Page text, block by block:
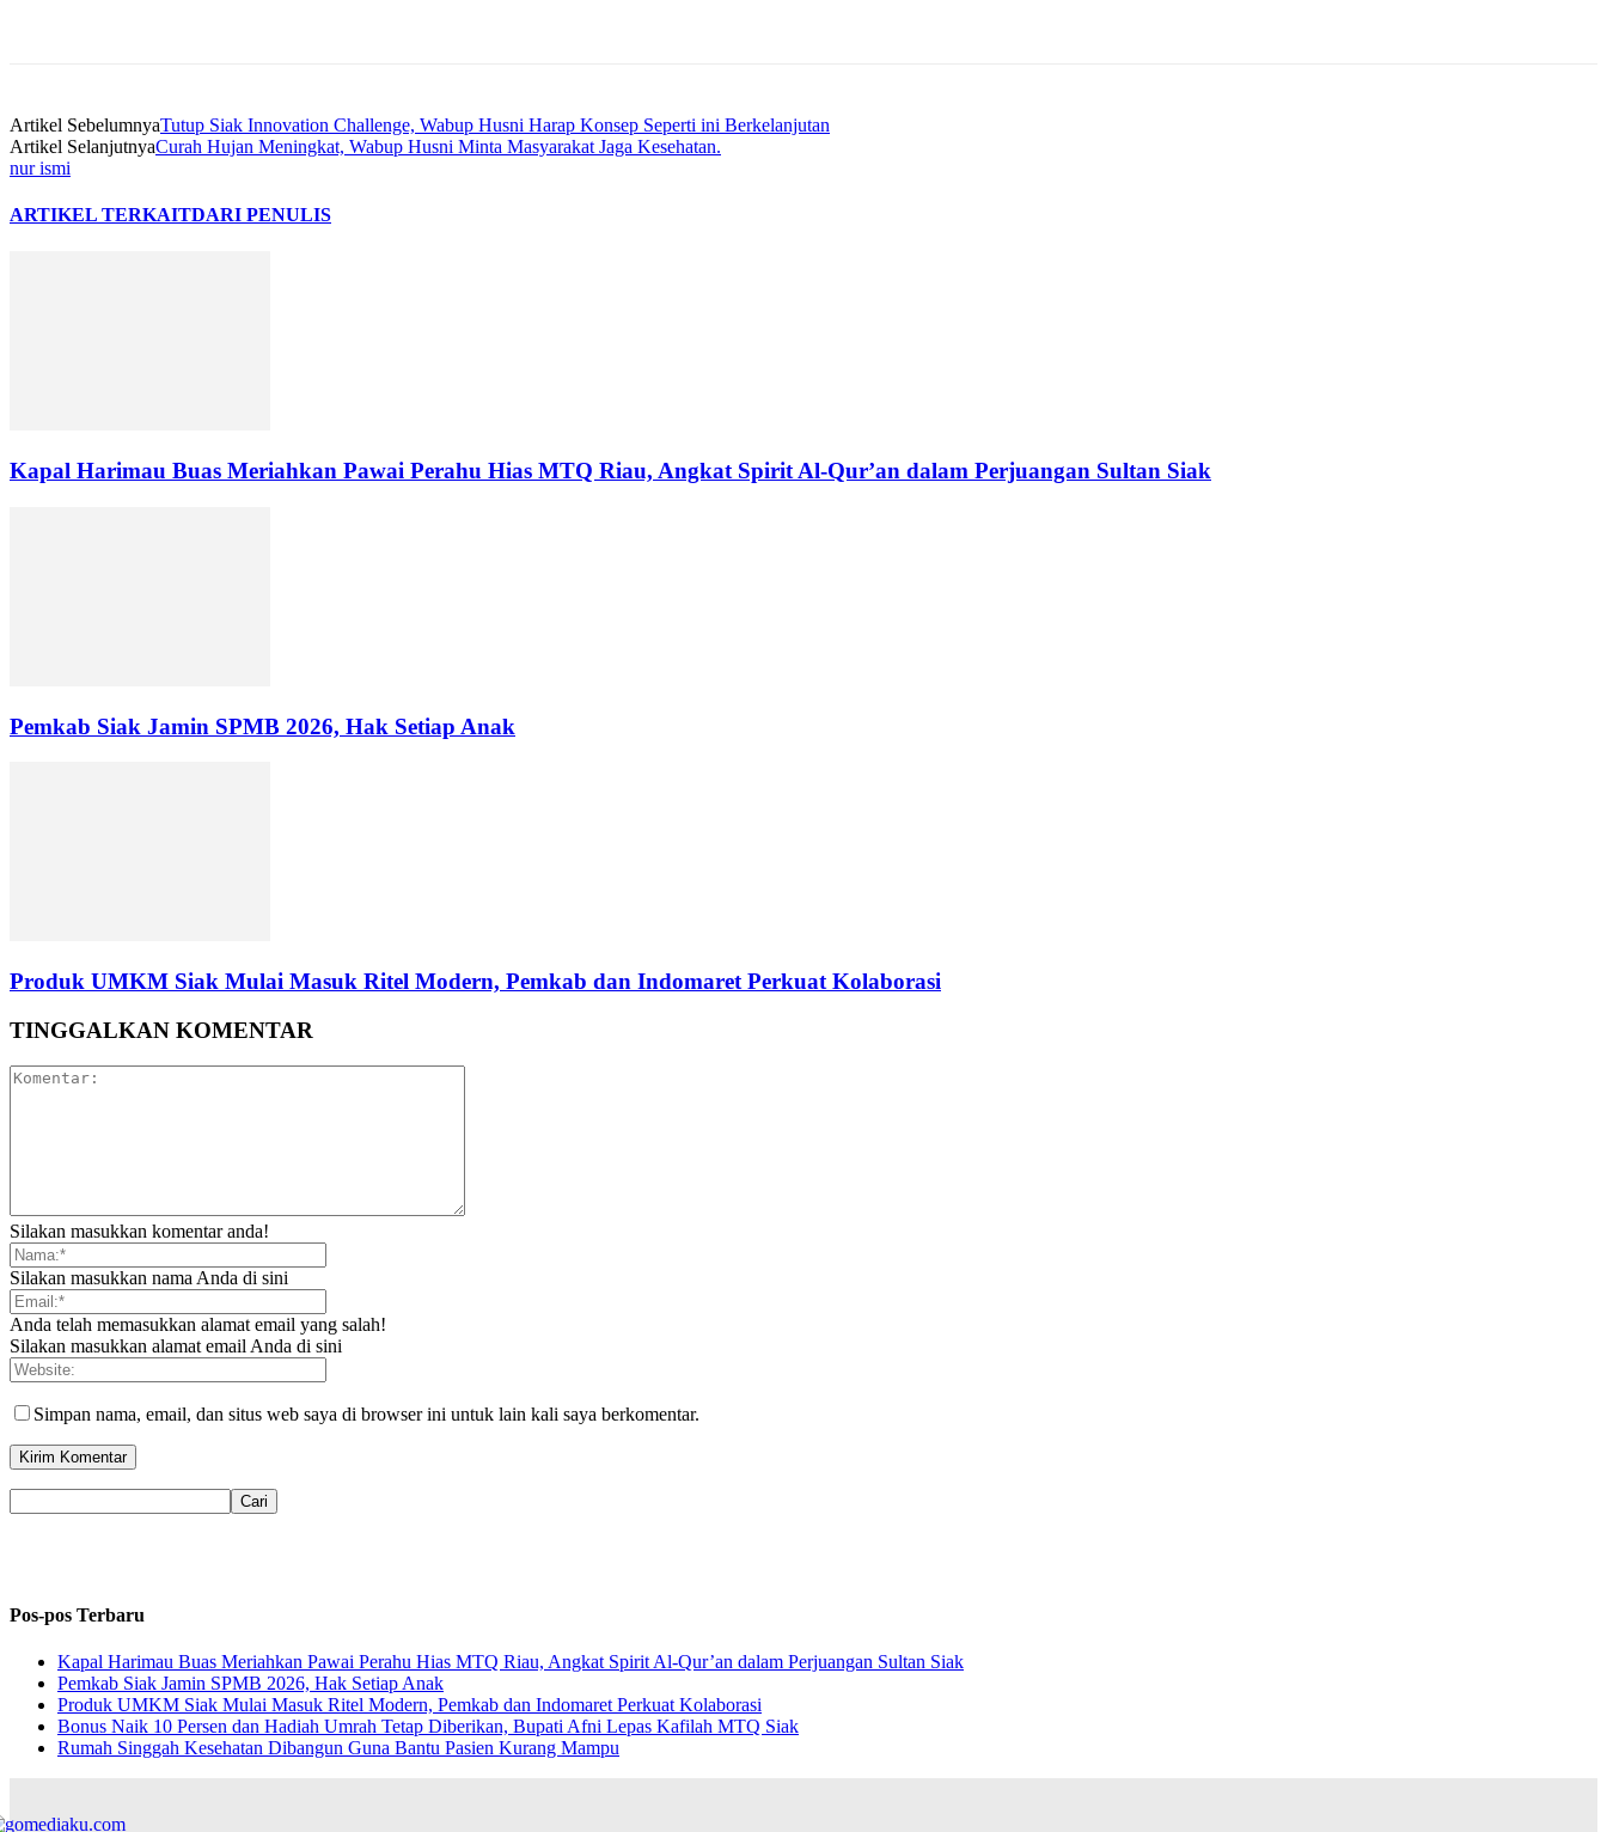
Artikel SebelumnyaTutup Siak Innovation Challenge, Wabup Husni Harap Konsep Seperti ini Berkelanjutan
Artikel SelanjutnyaCurah Hujan Meningkat, Wabup Husni Minta Masyarakat Jaga Kesehatan.
nur ismi
ARTIKEL TERKAITDARI PENULIS
Kapal Harimau Buas Meriahkan Pawai Perahu Hias MTQ Riau, Angkat Spirit Al-Qur’an dalam Perjuangan Sultan Siak
Pemkab Siak Jamin SPMB 2026, Hak Setiap Anak
Produk UMKM Siak Mulai Masuk Ritel Modern, Pemkab dan Indomaret Perkuat Kolaborasi
TINGGALKAN KOMENTAR
Silakan masukkan komentar anda!
Silakan masukkan nama Anda di sini
Anda telah memasukkan alamat email yang salah!
Silakan masukkan alamat email Anda di sini
Simpan nama, email, dan situs web saya di browser ini untuk lain kali saya berkomentar.
Pos-pos Terbaru
Kapal Harimau Buas Meriahkan Pawai Perahu Hias MTQ Riau, Angkat Spirit Al-Qur’an dalam Perjuangan Sultan Siak
Pemkab Siak Jamin SPMB 2026, Hak Setiap Anak
Produk UMKM Siak Mulai Masuk Ritel Modern, Pemkab dan Indomaret Perkuat Kolaborasi
Bonus Naik 10 Persen dan Hadiah Umrah Tetap Diberikan, Bupati Afni Lepas Kafilah MTQ Siak
Rumah Singgah Kesehatan Dibangun Guna Bantu Pasien Kurang Mampu